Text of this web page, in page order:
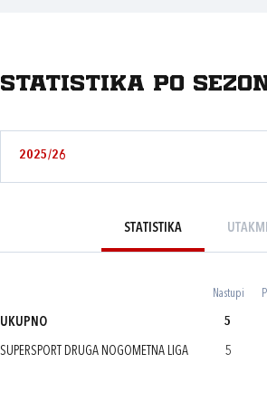
Statistika po
2025/26
STATISTIKA
Nastupi
UKUPNO 5
SUPERSPORT DRUGA NOGOMETNA LIGA 5